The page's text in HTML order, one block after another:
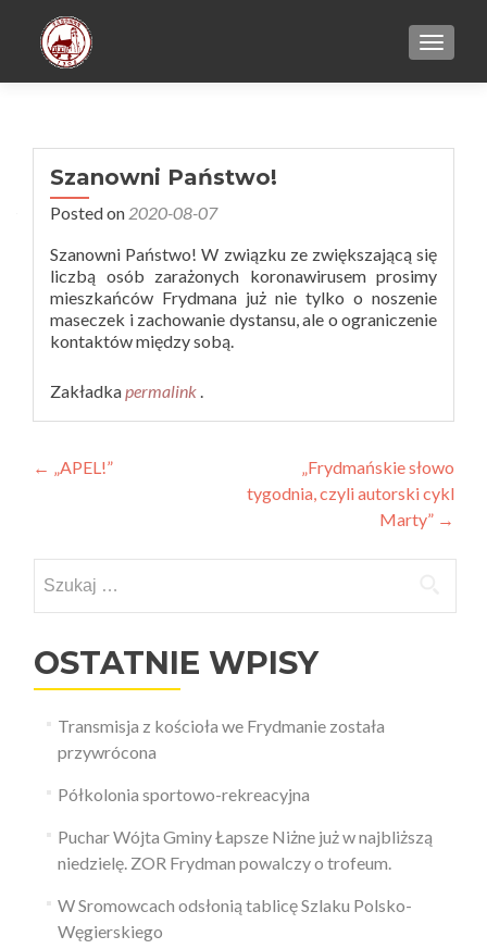
Szanowni Państwo!
Posted on 2020-08-07
Szanowni Państwo! W związku ze zwiększającą się
liczbą osób zarażonych koronawirusem prosimy
mieszkańców Frydmana już nie tylko o noszenie
maseczek i zachowanie dystansu, ale o ograniczenie
kontaktów między sobą.
Zakładkapermalink .
Zobacz
← „APEL!”
„Frydmańskie słowo
tygodnia, czyli autorski cykl
Marty” →
OSTATNIE WPISY
Transmisja z kościoła we Frydmanie została
przywrócona
Półkolonia sportowo-rekreacyjna
Puchar Wójta Gminy Łapsze Niżne już w najbliższą
niedzielę. ZOR Frydman powalczy o trofeum.
W Sromowcach odsłonią tablicę Szlaku Polsko-
Węgierskiego